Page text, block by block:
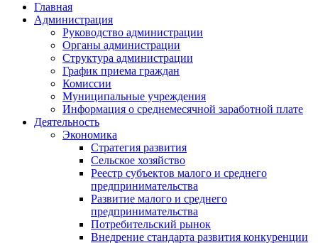
Главная
Администрация
Руководство администрации
Органы администрации
Структура администрации
График приема граждан
Комиссии
Муниципальные учреждения
Информация о среднемесячной заработной плате
Деятельность
Экономика
Стратегия развития
Сельское хозяйство
Реестр субъектов малого и среднего
предпринимательства
Развитие малого и среднего
предпринимательства
Потребительский рынок
Внедрение стандарта развития конкуренции